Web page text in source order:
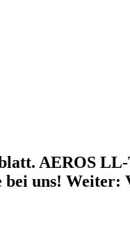
AEROS
bei uns!